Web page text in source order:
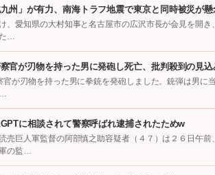
州」が有力、南海トラフ地震で東京と同時被災が
、愛知県の大村知事と名古屋市の広沢市長が会見を開
…
官が刃物を持った男に発砲し死亡、批判殺到の見
官が刃物を持った男に拳銃を発砲しました。銃弾は男
…
に相談されて警察呼ばれ逮捕されたためw
売巨人軍監督の阿部慎之助容疑者（４７）は２６日午
の監…